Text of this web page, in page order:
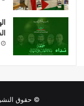
© حقوق النشر 2026، جميع الحقوق محفوظة |